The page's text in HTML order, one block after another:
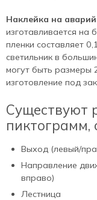
Наклейка на
изготавливается на
пленки составляет
светильник в
могут быть
изготовление под
Существуют
пиктограмм,
Выход (левый/
Направление
вправо)
Лестница